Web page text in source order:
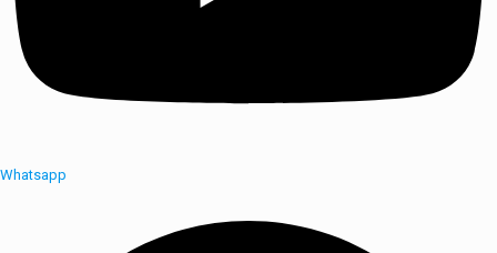
Whatsapp